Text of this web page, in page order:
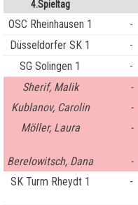
4.Spieltag
OSC Rheinhausen 1 -
Düsseldorfer SK 1
-
SG Solingen 1
-
Sherif, Malik
-
Kublanov, Carolin
-
Möller, Laura
-
Berelowitsch, Dana -
SK Turm Rheydt 1
-